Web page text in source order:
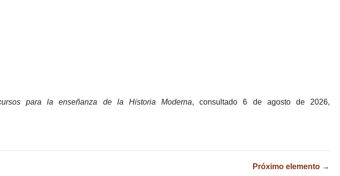
para la enseñanza de la Historia Moderna, consultado 6 de agosto de 2026,
Próximo elemento →